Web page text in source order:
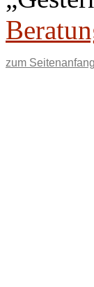
zum Seitenanfang